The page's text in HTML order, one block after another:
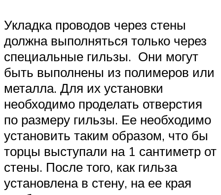
Укладка проводов через стены
должна выполняться только через
специальные гильзы. Они могут
быть выполнены из полимеров или
металла. Для их установки
необходимо проделать отверстия
по размеру гильзы. Ее необходимо
установить таким образом, что бы
торцы выступали на 1 сантиметр от
стены. После того, как гильза
установлена в стену, на ее края